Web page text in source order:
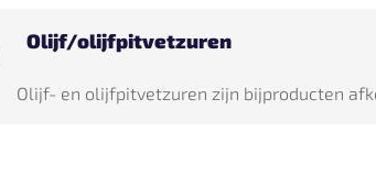
Olijf/olijfpitvetzuren
Olijf- en olijfpitvetzuren zijn bijproducten